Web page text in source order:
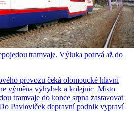
tramvaje. Výluka potrvá až do
provozu čeká olomoucké hlavní
výměna výhybek a kolejnic. Místo
tramvaje do konce srpna zastavovat
Pavloviček dopravní podnik vypraví